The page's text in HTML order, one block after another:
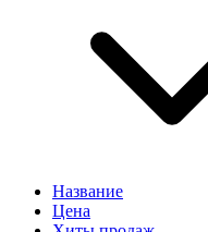
Название
Цена